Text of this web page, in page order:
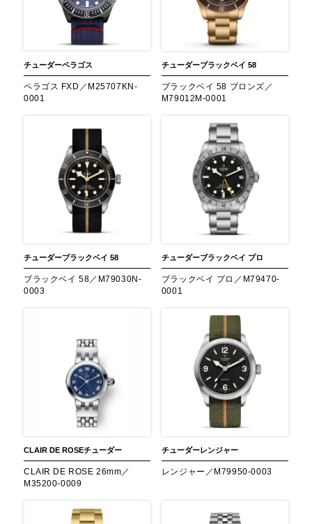
チューダーペラゴス
ペラゴス FXD／M25707KN-
0001
チューダーブラックベイ 58
ブラックベイ 58 ブロンズ／
M79012M-0001
チューダーブラックベイ 58
ブラックベイ 58／M79030N-
0003
チューダーブラックベイ プロ
ブラックベイ プロ／M79470-
0001
CLAIR DE ROSEチューダー
CLAIR DE ROSE 26mm／
M35200-0009
チューダーレンジャー
レンジャー／M79950-0003